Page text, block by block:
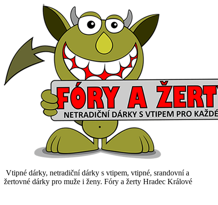
Vtipné dárky, netradiční dárky s vtipem, vtipné, srandovní a
žertovné dárky pro muže i ženy. Fóry a žerty Hradec Králové